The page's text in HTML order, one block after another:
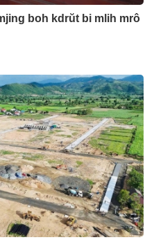
boh kdrŭt bi mlih mrô